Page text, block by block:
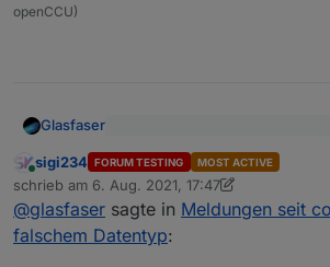
openCCU)
Glasfaser
instalator
hat auch den
, der ist auch Down .
https://forum.iobroker.net/topic/
Online
sigi234 FORUM TESTING MOST ACTIVE
schrieb am 6. Aug. 2021, 17:47
zuletzt editiert von sigi234 8. Juni 2021, 19:47
@glasfaser sagte in Meldungen seit
falschem Datentyp: